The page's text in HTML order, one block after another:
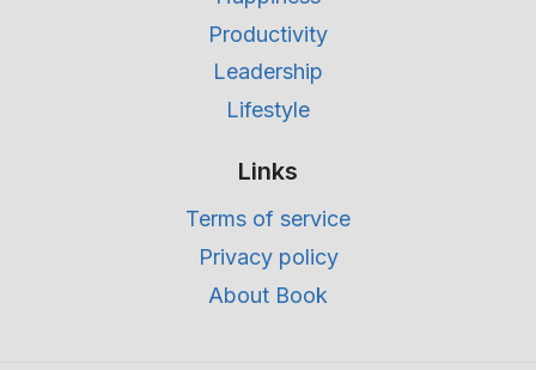
Productivity
Leadership
Lifestyle
Links
Terms of service
Privacy policy
About Book